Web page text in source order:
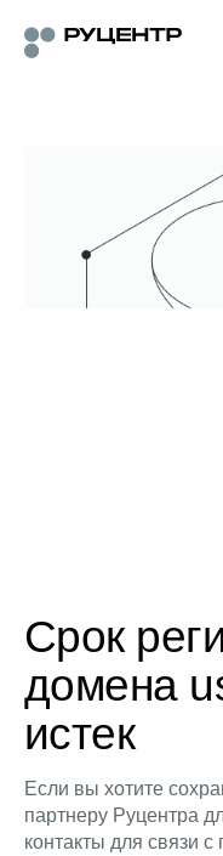
Срок
домена
истек
Если вы хотите
партнеру Руцентра
контакты для связи